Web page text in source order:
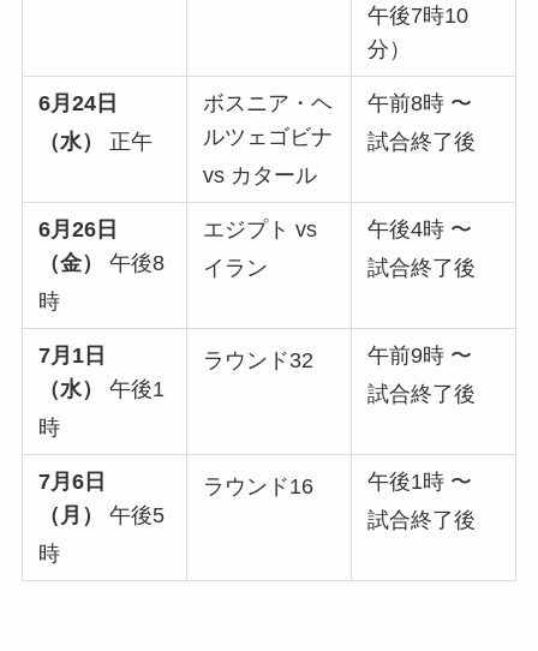
午後7時10
分）
6月24日
（水）
正午
ボスニア・ヘ
ルツェゴビナ
vs カタール
午前8時 〜
試合終了後
6月26日
（金）
午後8
時
エジプト vs
イラン
午後4時 〜
試合終了後
7月1日
（水）
午後1
時
ラウンド32
午前9時 〜
試合終了後
7月6日
（月）
午後5
時
ラウンド16
午後1時 〜
試合終了後